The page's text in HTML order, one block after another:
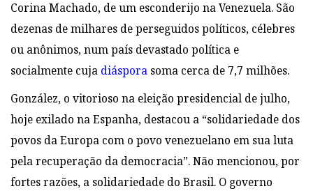
Corina Machado, de um esconderijo na Venezuela. São
dezenas de milhares de perseguidos políticos, célebres
ou anônimos, num país devastado política e
socialmente cuja diáspora soma cerca de 7,7 milhões.
González, o vitorioso na eleição presidencial de julho,
hoje exilado na Espanha, destacou a “solidariedade dos
povos da Europa com o povo venezuelano em sua luta
pela recuperação da democracia”. Não mencionou, por
fortes razões, a solidariedade do Brasil. O governo